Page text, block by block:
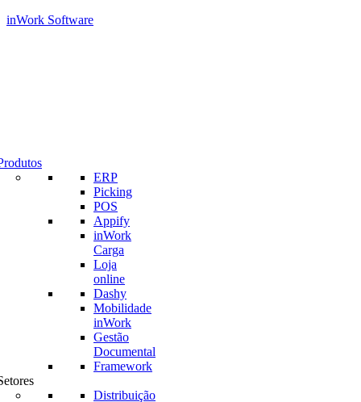
inWork Software
ERP
Picking
POS
Appify
inWork
Carga
Loja
online
Dashy
Mobilidade
inWork
Gestão
Documental
Framework
Distribuição